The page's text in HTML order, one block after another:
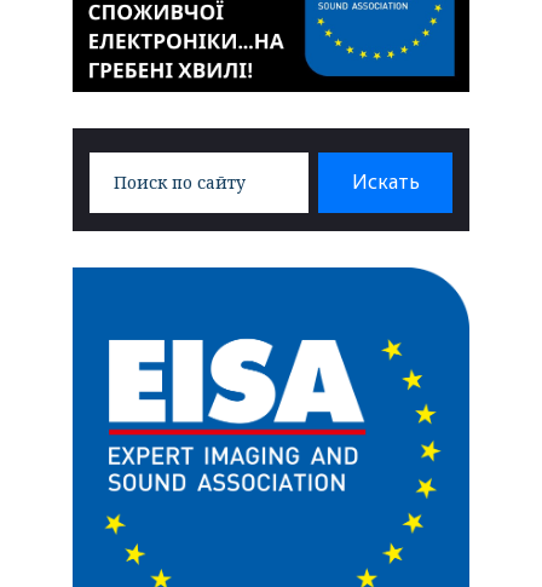
Искать